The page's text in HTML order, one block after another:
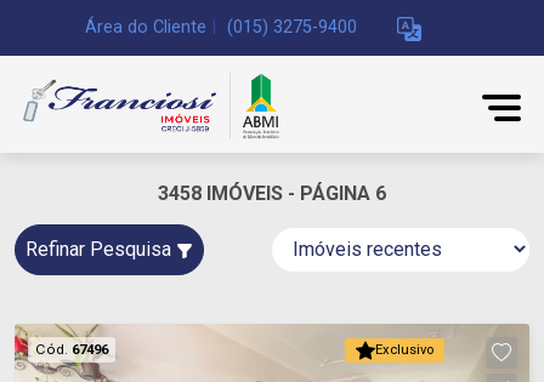
Área do Cliente (015) 3275-9400
3458 IMÓVEIS - PÁGINA 6
Refinar Pesquisa
Exclusivo
Cód. 67496